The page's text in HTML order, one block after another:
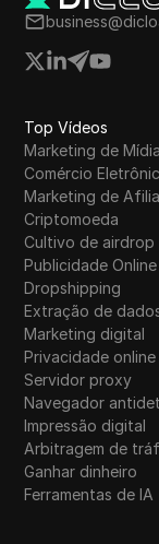
Top Vídeos
Marketing de
Comércio
Marketing de
Criptomoeda
Cultivo de airdrop
Publicidade Online
Dropshipping
Extração de
Marketing digital
Privacidade online
Servidor proxy
Navegador
Impressão digital
Arbitragem de
Ganhar dinheiro
Ferramentas de IA